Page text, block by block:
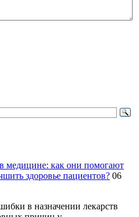
медицине: как они помогают
здоровье пациентов? 06
в назначении лекарств